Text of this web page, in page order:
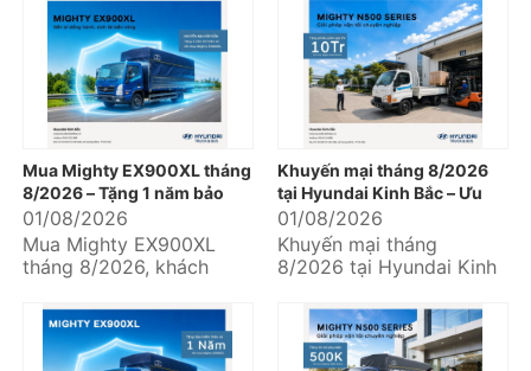
Mua Mighty EX900XL tháng
8/2026 – Tặng 1 năm bảo
hiểm thân vỏ
01/08/2026
Mua Mighty EX900XL
tháng 8/2026, khách
tặng 01 năm bảo hiểm
thân vỏ tại Hyundai
Kinh...
Khuyến mại tháng 8/2026
tại Hyundai Kinh Bắc – Ưu
đãi hấp dẫn khi mua xe
Hyundai
01/08/2026
Khuyến mại tháng
8/2026 tại Hyundai Kinh
đãi thiết thực dành cho
khách hàng đang...